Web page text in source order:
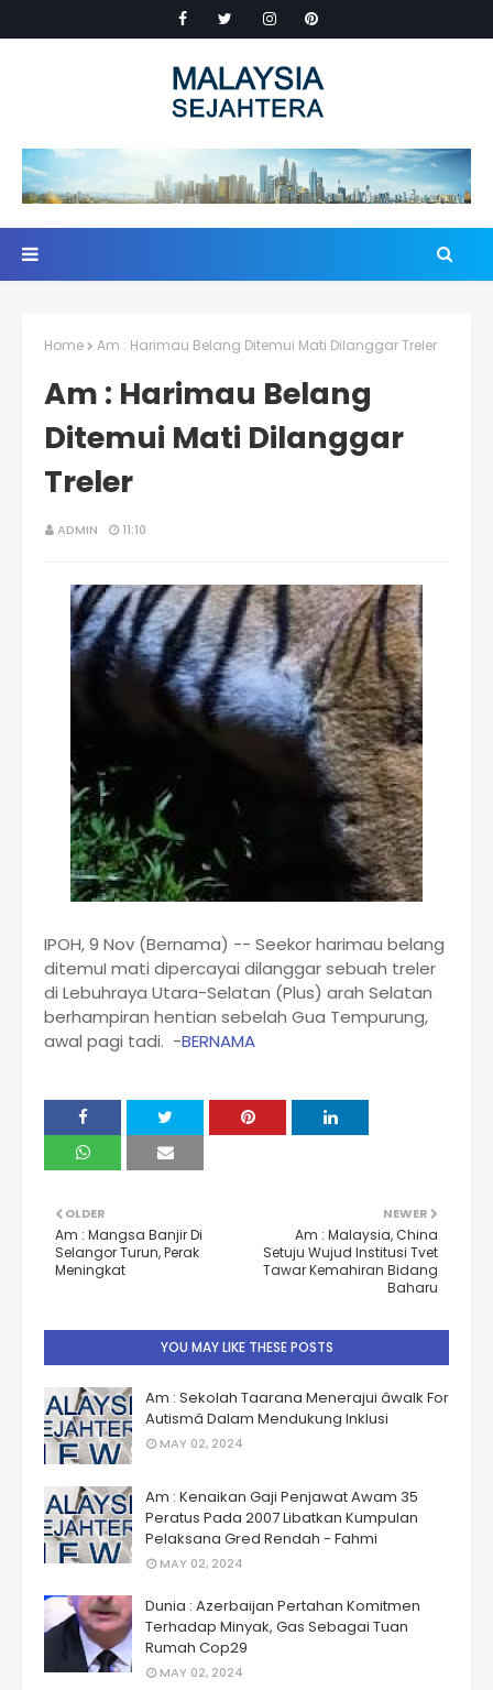
Home Am : Harimau Belang Ditemui Mati Dilanggar Treler
Am : Harimau Belang
Ditemui Mati Dilanggar
Treler
ADMIN 11:10
IPOH, 9 Nov (Bernama) -- Seekor harimau belang
ditemuI mati dipercayai dilanggar sebuah treler
di Lebuhraya Utara-Selatan (Plus) arah Selatan
berhampiran hentian sebelah Gua Tempurung,
awal pagi tadi. -BERNAMA
NEWER
Am : Malaysia, China
Setuju Wujud Institusi Tvet
Tawar Kemahiran Bidang
Baharu
OLDER
Am : Mangsa Banjir Di
Selangor Turun, Perak
Meningkat
YOU MAY LIKE THESE POSTS
Am : Sekolah Taarana Menerajui âwalk For
Autismâ Dalam Mendukung Inklusi
MAY 02, 2024
Am : Kenaikan Gaji Penjawat Awam 35
Peratus Pada 2007 Libatkan Kumpulan
Pelaksana Gred Rendah - Fahmi
MAY 02, 2024
Dunia : Azerbaijan Pertahan Komitmen
Terhadap Minyak, Gas Sebagai Tuan
Rumah Cop29
MAY 02, 2024